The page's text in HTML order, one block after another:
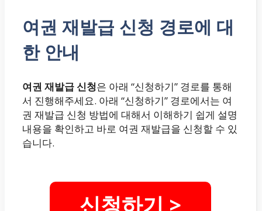
여권 재발급 신청 경로에 대
한 안내
여권 재발급 신청은 아래 “신청하기” 경로를 통해
서 진행해주세요. 아래 “신청하기” 경로에서는 여
권 재발급 신청 방법에 대해서 이해하기 쉽게 설명
내용을 확인하고 바로 여권 재발급을 신청할 수 있
습니다.
신청하기 >